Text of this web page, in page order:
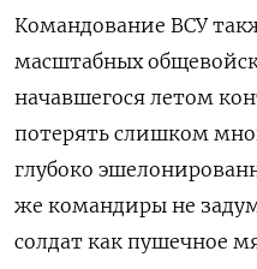
Командование ВСУ
масштабных
начавшегося летом
потерять слишком
глубоко
же командиры не
солдат как пушечное